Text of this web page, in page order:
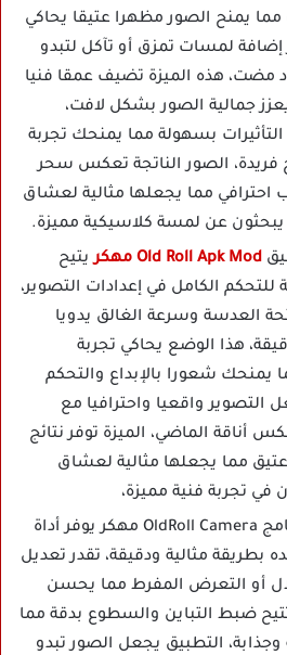
مما يمنح الصور مظهرا عتيقا يحاكي
إضافة لمسات تمزق أو تآكل لتبدو
مضت، هذه الميزة تضيف عمقا فنيا
جمالية الصور بشكل لافت،
التأثيرات بسهولة مما يمنحك تجربة
فريدة، الصور الناتجة تعكس سحر
احترافي مما يجعلها مثالية لعشاق
يبحثون عن لمسة كلاسيكية مميزة.
Old Roll Apk Mod مهكر
يتيح
للتحكم الكامل في إعدادات التصوير،
العدسة وسرعة الغالق يدويا
هذا الوضع يحاكي تجربة
يمنحك شعورا بالإبداع والتحكم
التصوير واقعيا واحترافيا مع
أناقة الماضي، الميزة توفر نتائج
عتيق مما يجعلها مثالية لعشاق
في تجربة فنية مميزة،
برنامج OldRoll Camera مهكر يوفر أداة
بطريقة مثالية ودقيقة، تقدر تعديل
أو التعرض المفرط مما يحسن
تتيح ضبط التباين والسطوع بدقة مما
التطبيق يجعل الصور تبدو